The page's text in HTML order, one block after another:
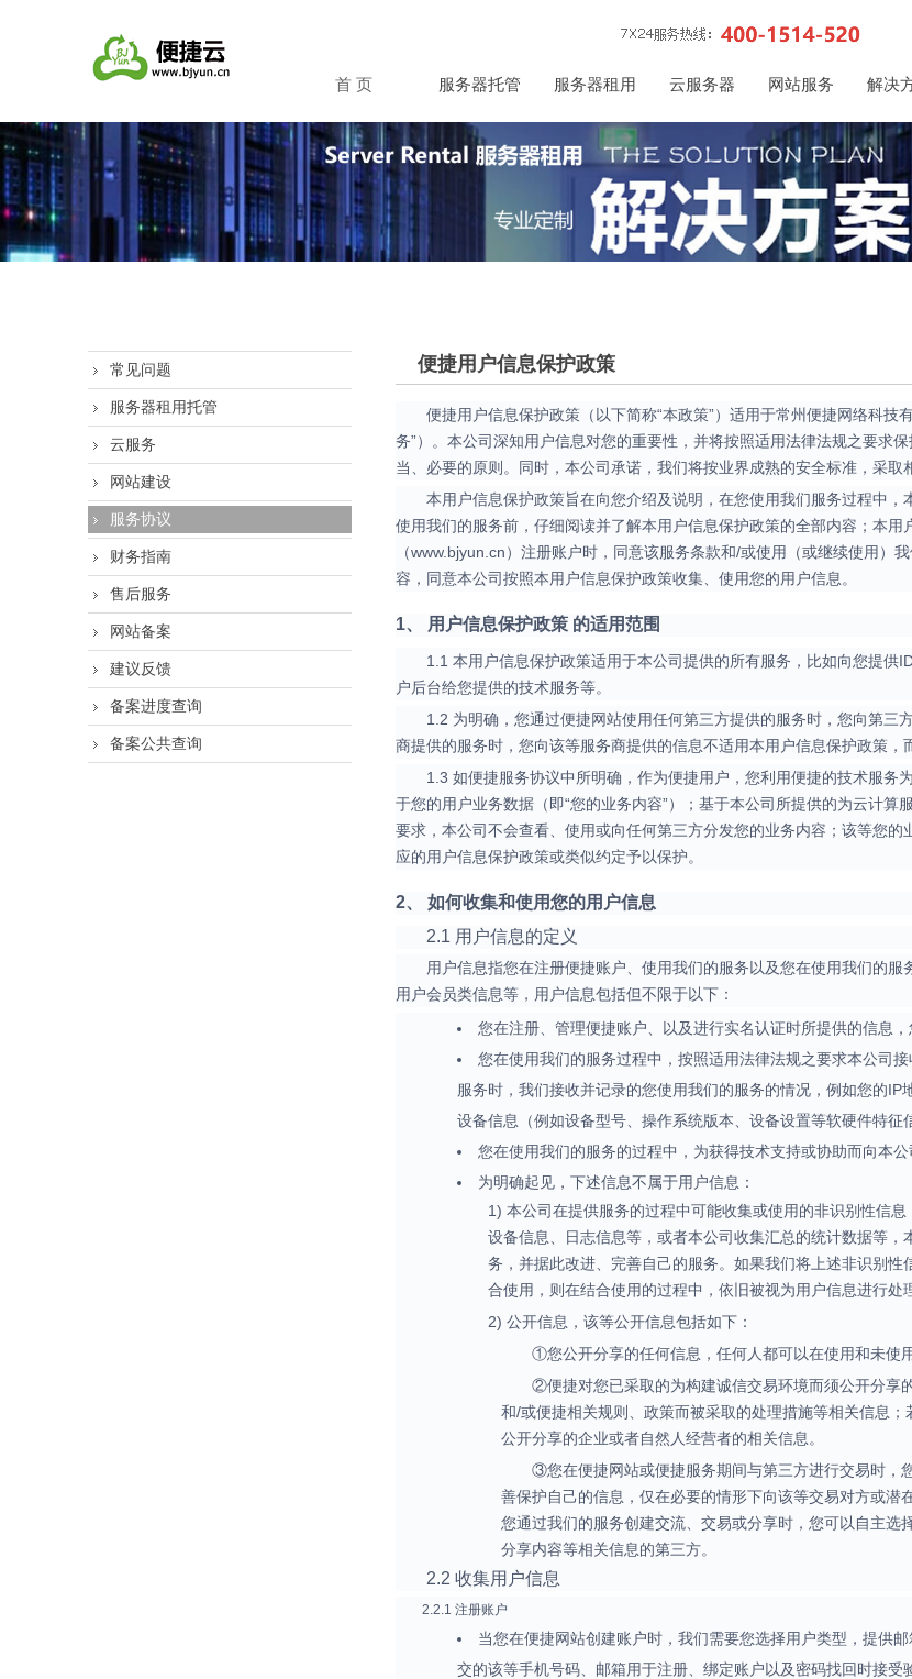
首 页 服务器托管 服务器租用 云服务器 网站服务 解决
常见问题
服务器租用托管
云服务
网站建设
服务协议
财务指南
售后服务
网站备案
建议反馈
备案进度查询
备案公共查询
便捷用户信息保护政策
便捷用户信息保护政策（以下简称“本政策”）适用于常州便捷网络科技
务”）。本公司深知用户信息对您的重要性，并将按照适用法律法规之要求
当、必要的原则。同时，本公司承诺，我们将按业界成熟的安全标准，采取
本用户信息保护政策旨在向您介绍及说明，在您使用我们服务过程中
使用我们的服务前，仔细阅读并了解本用户信息保护政策的全部内容；本
（www.bjyun.cn）注册账户时，同意该服务条款和/或使用（或继续使用
容，同意本公司按照本用户信息保护政策收集、使用您的用户信息。
1、 用户信息保护政策 的适用范围
1.1 本用户信息保护政策适用于本公司提供的所有服务，比如向您提
户后台给您提供的技术服务等。
1.2 为明确，您通过便捷网站使用任何第三方提供的服务时，您向第
商提供的服务时，您向该等服务商提供的信息不适用本用户信息保护政策，
1.3 如便捷服务协议中所明确，作为便捷用户，您利用便捷的技术服
于您的用户业务数据（即“您的业务内容”）；基于本公司所提供的为云计
要求，本公司不会查看、使用或向任何第三方分发您的业务内容；该等您
应的用户信息保护政策或类似约定予以保护。
2、 如何收集和使用您的用户信息
2.1 用户信息的定义
用户信息指您在注册便捷账户、使用我们的服务以及您在使用我们的
用户会员类信息等，用户信息包括但不限于以下：
您在注册、管理便捷账户、以及进行实名认证时所提供的信息
您在使用我们的服务过程中，按照适用法律法规之要求本公司
服务时，我们接收并记录的您使用我们的服务的情况，例如您的IP
设备信息（例如设备型号、操作系统版本、设备设置等软硬件特征
您在使用我们的服务的过程中，为获得技术支持或协助而向本公
为明确起见，下述信息不属于用户信息：
1) 本公司在提供服务的过程中可能收集或使用的非识别性信
设备信息、日志信息等，或者本公司收集汇总的统计数据等
务，并据此改进、完善自己的服务。如果我们将上述非识别
合使用，则在结合使用的过程中，依旧被视为用户信息进行处
2) 公开信息，该等公开信息包括如下：
①您公开分享的任何信息，任何人都可以在使用和未使
②便捷对您已采取的为构建诚信交易环境而须公开分享
和/或便捷相关规则、政策而被采取的处理措施等相关信息
公开分享的企业或者自然人经营者的相关信息。
③您在便捷网站或便捷服务期间与第三方进行交易时，
善保护自己的信息，仅在必要的情形下向该等交易对方或
您通过我们的服务创建交流、交易或分享时，您可以自主
分享内容等相关信息的第三方。
2.2 收集用户信息
2.2.1 注册账户
当您在便捷网站创建账户时，我们需要您选择用户类型，提供
交的该等手机号码、邮箱用于注册、绑定账户以及密码找回时接